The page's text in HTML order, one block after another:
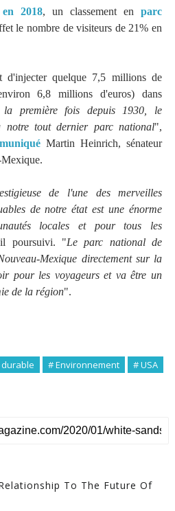
2018, un classement enparc
le nombre de visiteurs de 21% en
d'injecter quelque 7,5 millions de
6,8 millions d'euros) dans
la première fois depuis 1930, le
notre tout dernier parc national",
Martin Heinrich, sénateur
de l'une des merveilles
de notre état est une énorme
locales et pour tous les
poursuivi. "Le parc national de
Mexique directement sur la
pour les voyageurs et va être un
de la région".
# Environnement # USA
To The Future Of